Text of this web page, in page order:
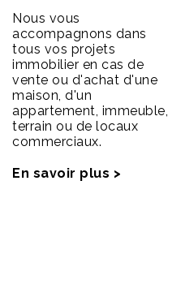
Nous vous
accompagnons dans
tous vos projets
immobilier en cas de
vente ou d'achat d'une
maison, d'un
appartement, immeuble,
terrain ou de locaux
commerciaux.
En savoir plus >